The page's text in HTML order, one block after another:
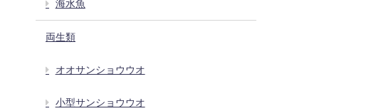
海水魚
両生類
オオサンショウウオ
小型サンショウウオ